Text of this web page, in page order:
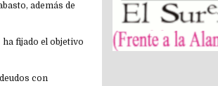
además de
fijado el objetivo
con